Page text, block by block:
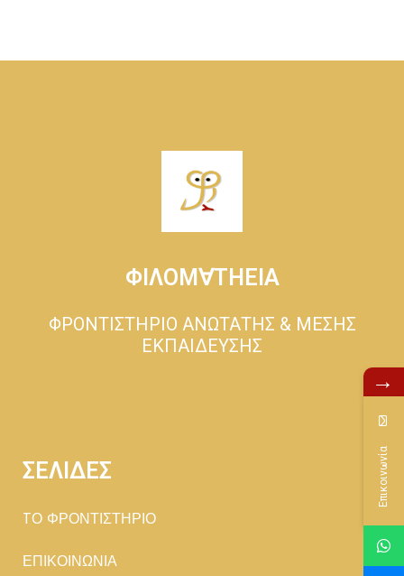
ΦΙΛΟΜ∀ΤΗΕΙΑ
ΦΡΟΝΤΙΣΤΗΡΙΟ ΑΝΩΤΑΤΗΣ & ΜΕΣΗΣ
ΕΚΠΑΙΔΕΥΣΗΣ
ΣΕΛΙΔΕΣ
TΟ ΦΡΟΝΤΙΣΤΗΡΙΟ
ΕΠΙΚΟΙΝΩΝΙΑ
→
Επικοινωνία